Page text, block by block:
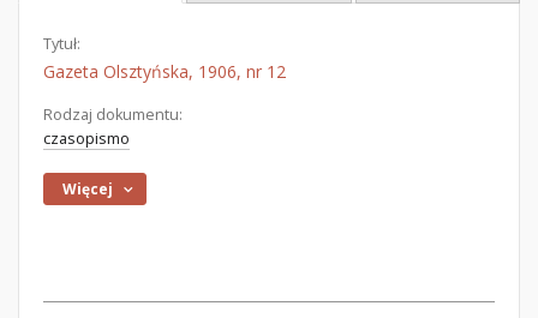
Tytuł:
Gazeta Olsztyńska, 1906, nr 12
Rodzaj dokumentu:
czasopismo
Więcej